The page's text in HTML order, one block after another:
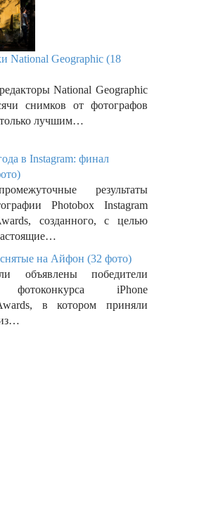
National Geographic (18
National Geographic
снимков от фотографов
лучшим…
в Instagram: финал
результаты
Photobox Instagram
созданного, с целью
на Айфон (32 фото)
объявлены победители
фотоконкурса iPhone
в котором приняли